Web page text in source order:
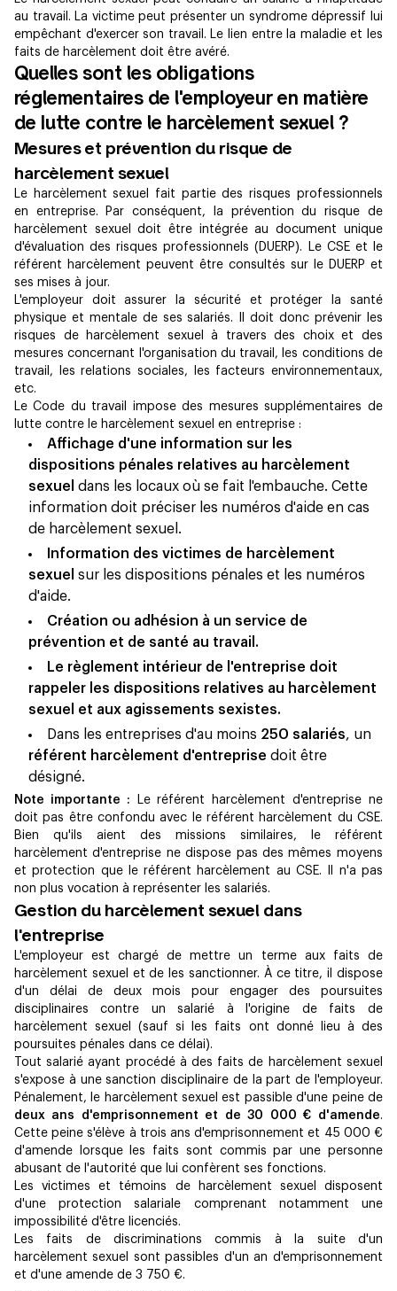
au travail. La victime peut présenter un syndrome dépressif lui
empêchant d'exercer son travail. Le lien entre la maladie et les
faits de harcèlement doit être avéré.
Quelles sont les obligations
réglementaires de l'employeur en matière
de lutte contre le harcèlement sexuel ?
Mesures et prévention du risque de
harcèlement sexuel
Le harcèlement sexuel fait partie des risques professionnels
en entreprise. Par conséquent, la prévention du risque de
harcèlement sexuel doit être intégrée au document unique
d'évaluation des risques professionnels (DUERP). Le CSE et le
référent harcèlement peuvent être consultés sur le DUERP et
ses mises à jour.
L'employeur doit assurer la sécurité et protéger la santé
physique et mentale de ses salariés. Il doit donc prévenir les
risques de harcèlement sexuel à travers des choix et des
mesures concernant l'organisation du travail, les conditions de
travail, les relations sociales, les facteurs environnementaux,
etc.
Le Code du travail impose des mesures supplémentaires de
lutte contre le harcèlement sexuel en entreprise :
Affichage d'une information sur les
dispositions pénales relatives au harcèlement
sexuel dans les locaux où se fait l'embauche. Cette
information doit préciser les numéros d'aide en cas
de harcèlement sexuel.
Information des victimes de harcèlement
sexuel sur les dispositions pénales et les numéros
d'aide.
Création ou adhésion à un service de
prévention et de santé au travail.
Le règlement intérieur de l'entreprise doit
rappeler les dispositions relatives au harcèlement
sexuel et aux agissements sexistes.
Dans les entreprises d'au moins 250 salariés, un
référent harcèlement d'entreprise doit être
désigné.
Note importante : Le référent harcèlement d'entreprise ne
doit pas être confondu avec le référent harcèlement du CSE.
Bien qu'ils aient des missions similaires, le référent
harcèlement d'entreprise ne dispose pas des mêmes moyens
et protection que le référent harcèlement au CSE. Il n'a pas
non plus vocation à représenter les salariés.
Gestion du harcèlement sexuel dans
l'entreprise
L'employeur est chargé de mettre un terme aux faits de
harcèlement sexuel et de les sanctionner. À ce titre, il dispose
d'un délai de deux mois pour engager des poursuites
disciplinaires contre un salarié à l'origine de faits de
harcèlement sexuel (sauf si les faits ont donné lieu à des
poursuites pénales dans ce délai).
Tout salarié ayant procédé à des faits de harcèlement sexuel
s'expose à une sanction disciplinaire de la part de l'employeur.
Pénalement, le harcèlement sexuel est passible d'une peine de
deux ans d'emprisonnement et de 30 000 € d'amende.
Cette peine s'élève à trois ans d'emprisonnement et 45 000 €
d'amende lorsque les faits sont commis par une personne
abusant de l'autorité que lui confèrent ses fonctions.
Les victimes et témoins de harcèlement sexuel disposent
d'une protection salariale comprenant notamment une
impossibilité d'être licenciés.
Les faits de discriminations commis à la suite d'un
harcèlement sexuel sont passibles d'un an d'emprisonnement
et d'une amende de 3 750 €.